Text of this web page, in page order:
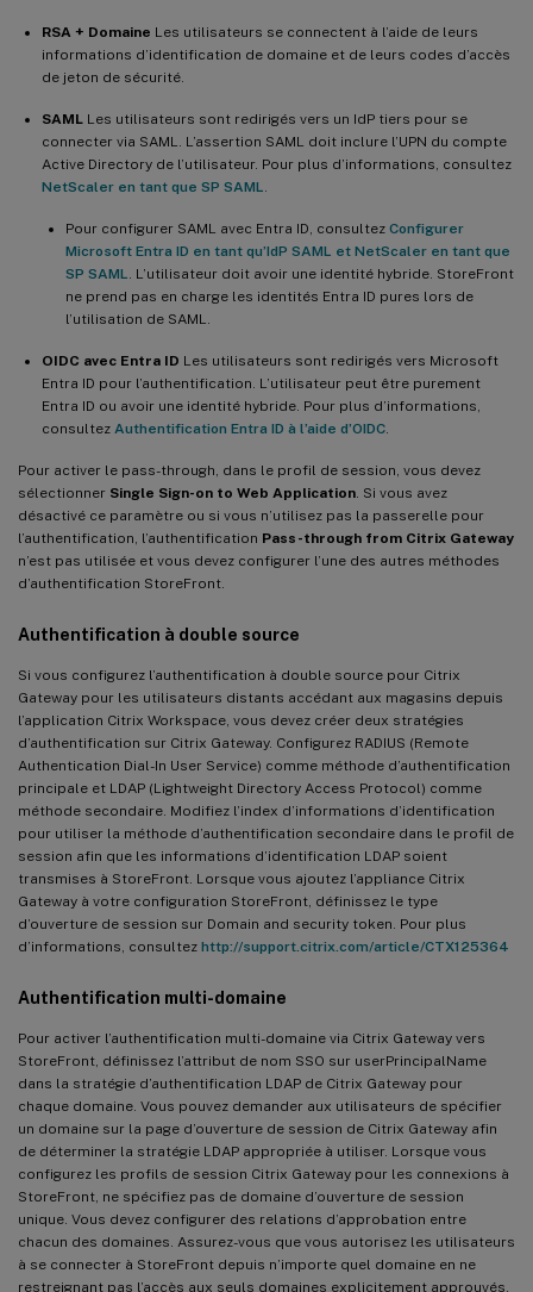
RSA + Domaine Les utilisateurs se connectent à l’aide de leurs
informations d’identification de domaine et de leurs codes d’accès
de jeton de sécurité.
SAML Les utilisateurs sont redirigés vers un IdP tiers pour se
connecter via SAML. L’assertion SAML doit inclure l’UPN du compte
Active Directory de l’utilisateur. Pour plus d’informations, consultez
NetScaler en tant que SP SAML
Pour configurer SAML avec Entra ID, consultez Configurer
Microsoft Entra ID en tant qu’IdP SAML et NetScaler en tant que
SP SAML . L’utilisateur doit avoir une identité hybride. StoreFront
ne prend pas en charge les identités Entra ID pures lors de
l’utilisation de SAML.
OIDC avec Entra ID Les utilisateurs sont redirigés vers Microsoft
Entra ID pour l’authentification. L’utilisateur peut être purement
Entra ID ou avoir une identité hybride. Pour plus d’informations,
consultez Authentification Entra ID à l’aide d’OIDC
Pour activer le pass-through, dans le profil de session, vous devez
sélectionner Single Sign-on to Web Application . Si vous avez
désactivé ce paramètre ou si vous n’utilisez pas la passerelle pour
l’authentification, l’authentification Pass-through from Citrix Gateway
n’est pas utilisée et vous devez configurer l’une des autres méthodes
d’authentification StoreFront.
Authentification à double source
Si vous configurez l’authentification à double source pour Citrix
Gateway pour les utilisateurs distants accédant aux magasins depuis
l’application Citrix Workspace, vous devez créer deux stratégies
d’authentification sur Citrix Gateway. Configurez RADIUS (Remote
Authentication Dial-In User Service) comme méthode d’authentification
principale et LDAP (Lightweight Directory Access Protocol) comme
méthode secondaire. Modifiez l’index d’informations d’identification
pour utiliser la méthode d’authentification secondaire dans le profil de
session afin que les informations d’identification LDAP soient
transmises à StoreFront. Lorsque vous ajoutez l’appliance Citrix
Gateway à votre configuration StoreFront, définissez le type
d’ouverture de session sur Domain and security token. Pour plus
d’informations, consultez http://support.citrix.com/article/CTX125364
Authentification multi-domaine
Pour activer l’authentification multi-domaine via Citrix Gateway vers
StoreFront, définissez l’attribut de nom SSO sur userPrincipalName
dans la stratégie d’authentification LDAP de Citrix Gateway pour
chaque domaine. Vous pouvez demander aux utilisateurs de spécifier
un domaine sur la page d’ouverture de session de Citrix Gateway afin
de déterminer la stratégie LDAP appropriée à utiliser. Lorsque vous
configurez les profils de session Citrix Gateway pour les connexions à
StoreFront, ne spécifiez pas de domaine d’ouverture de session
unique. Vous devez configurer des relations d’approbation entre
chacun des domaines. Assurez-vous que vous autorisez les utilisateurs
à se connecter à StoreFront depuis n’importe quel domaine en ne
restreignant pas l’accès aux seuls domaines explicitement approuvés.